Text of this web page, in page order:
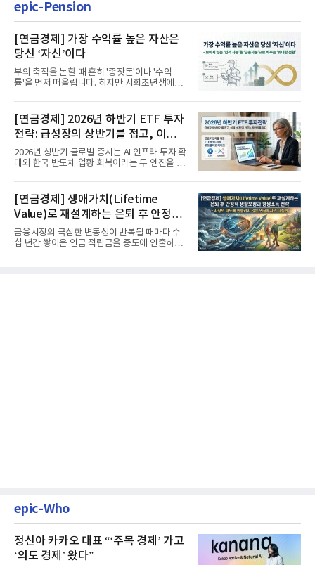
epic-Pension
[연금경제] 가장 수익률 높은 자산은
당신 ‘자신’이다
부의 축적을 논할 때 흔히 '종잣돈'이나 '수익
률'을 먼저 떠올립니다. 하지만 사회초년생에게
[연금경제] 2026년 하반기 ETF 투자
전략: 급성장의 상반기를 접고, 이제
'실적'이 가르는 하반기를 맞다
2026년 상반기 글로벌 증시는 AI 인프라 투자 확
대와 한국 반도체 업황 회복이라는 두 엔진을 달
[연금경제] 생애가치(Lifetime
Value)로 재설계하는 은퇴 후 안정적
생활보장과 평생소득 전략
금융시장의 극심한 변동성이 반복될 때마다 수
십 년간 쌓아온 연금 적립금을 중도에 인출하거
epic-Who
정신아 카카오 대표 “‘주목 경제’ 가고
‘의도 경제’ 왔다”